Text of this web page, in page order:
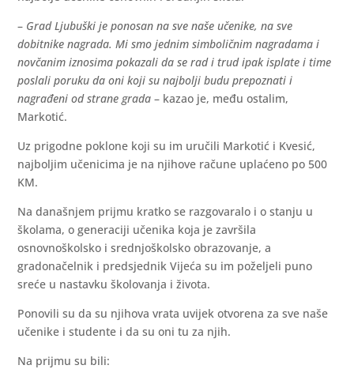
– Grad Ljubuški je ponosan na sve naše učenike, na sve
dobitnike nagrada. Mi smo jednim simboličnim nagradama i
novčanim iznosima pokazali da se rad i trud ipak isplate i time
poslali poruku da oni koji su najbolji budu prepoznati i
nagrađeni od strane grada – kazao je, među ostalim,
Markotić.
Uz prigodne poklone koji su im uručili Markotić i Kvesić,
najboljim učenicima je na njihove račune uplaćeno po 500
KM.
Na današnjem prijmu kratko se razgovaralo i o stanju u
školama, o generaciji učenika koja je završila
osnovnoškolsko i srednjoškolsko obrazovanje, a
gradonačelnik i predsjednik Vijeća su im poželjeli puno
sreće u nastavku školovanja i života.
Ponovili su da su njihova vrata uvijek otvorena za sve naše
učenike i studente i da su oni tu za njih.
Na prijmu su bili: